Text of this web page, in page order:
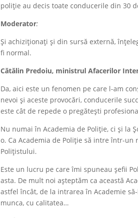
poliție au decis toate conducerile din 30
Moderator:
Și achiziționați și din sursă externă,
fi normal.
Cătălin Predoiu, ministrul Afacerilor
Da, aici este un fenomen pe care l-am
nevoi și aceste provocări, conducerile
este cât de repede o pregătești
Nu numai în Academia de Poliție, ci și la
o. Ca Academia de Poliție să intre într-
Polițistului.
Este un lucru pe care îmi spuneau șefii
asta. De mult noi așteptăm ca această
astfel încât, de la intrarea în Academie
munca, cu calitatea…